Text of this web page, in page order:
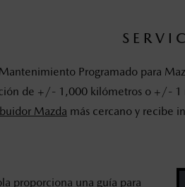
Programado para
de +/- 1,000 kilómetros o +/- 1
Mazda más cercano y recibe
proporciona una guía para